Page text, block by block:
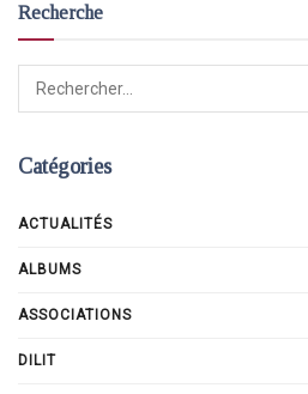
Recherche
Catégories
ACTUALITÉS
ALBUMS
ASSOCIATIONS
DILIT